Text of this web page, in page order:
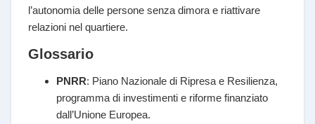
l’autonomia delle persone senza dimora e riattivare
relazioni nel quartiere.
Glossario
PNRR: Piano Nazionale di Ripresa e Resilienza,
programma di investimenti e riforme finanziato
dall’Unione Europea.